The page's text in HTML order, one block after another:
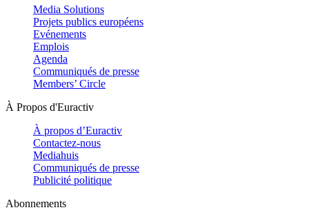
Media Solutions
Projets publics européens
Evénements
Emplois
Agenda
Communiqués de presse
Members’ Circle
À Propos d'Euractiv
À propos d’Euractiv
Contactez-nous
Mediahuis
Communiqués de presse
Publicité politique
Abonnements